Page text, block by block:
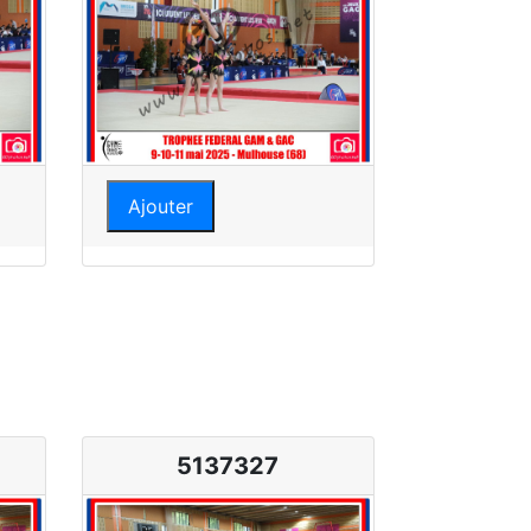
Ajouter
5137327